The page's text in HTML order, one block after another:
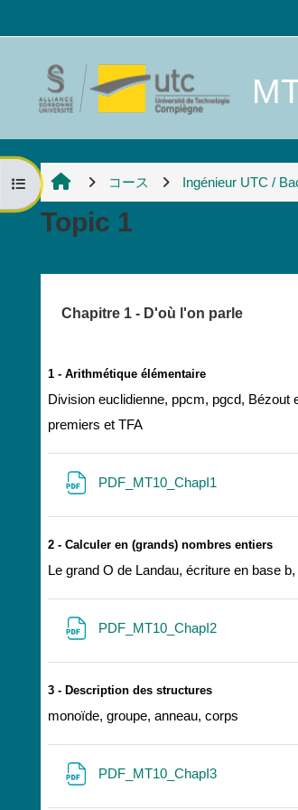
コースインデックスを開く
コース Ingénieur UTC /
Topic 1
Chapitre 1 - D'où l'on parle
1 - Arithmétique élémentaire
Division euclidienne, ppcm, pgcd,
premiers et TFA
PDF_MT10_ChapI1
2 - Calculer en (grands) nombres entiers
Le grand O de Landau, écriture en base
PDF_MT10_ChapI2
3 - Description des structures
monoïde, groupe, anneau, corps
PDF_MT10_ChapI3